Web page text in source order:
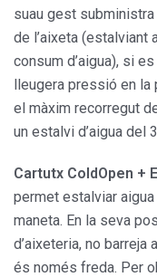
suau gest
de l’aixeta (estalviant
consum d’aigua), si
lleugera pressió en la
el màxim recorregut
un estalvi d’aigua del
Cartutx ColdOpen +
permet estalviar
maneta. En la seva
d’aixeteria, no barreja
és només freda. Per